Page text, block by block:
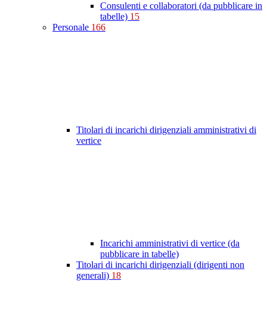
Consulenti e collaboratori (da pubblicare in
tabelle) 15
Personale 166
Titolari di incarichi dirigenziali amministrativi di
vertice
Incarichi amministrativi di vertice (da
pubblicare in tabelle)
Titolari di incarichi dirigenziali (dirigenti non
generali) 18